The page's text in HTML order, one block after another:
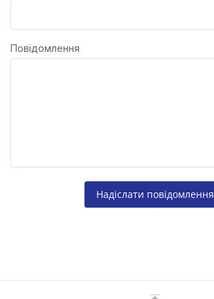
Повідомлення
Надіслати повідомлення